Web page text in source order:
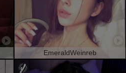
EmeraldWeinreb